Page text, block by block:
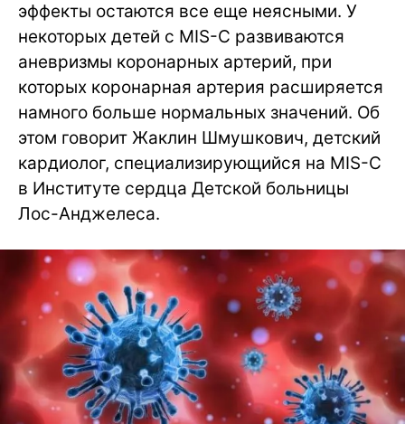
эффекты остаются все еще неясными. У
некоторых детей с MIS-C развиваются
аневризмы коронарных артерий, при
которых коронарная артерия расширяется
намного больше нормальных значений. Об
этом говорит Жаклин Шмушкович, детский
кардиолог, специализирующийся на MIS-C
в Институте сердца Детской больницы
Лос-Анджелеса.